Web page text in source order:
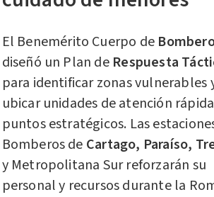
El Benemérito Cuerpo de
diseñó un Plan de Respuesta
para identificar zonas vulnerables
ubicar unidades de atención
puntos estratégicos. Las
Bomberos de Cartago, Paraíso,
y Metropolitana Sur reforzarán su
personal y recursos durante la